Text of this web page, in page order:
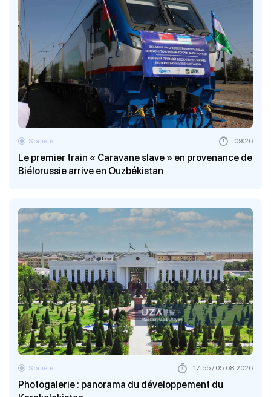
Le premier train « Caravane slave » en provenance de
Biélorussie arrive en Ouzbékistan
Société 09:26
Photogalerie : panorama du développement du
Société 17:55 / 05.08.2026